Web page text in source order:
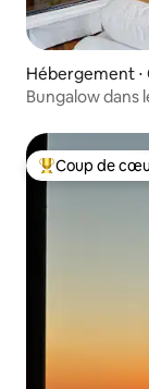
Hébergement ⋅
Bungalow dans
Coups de cœur
Coup de